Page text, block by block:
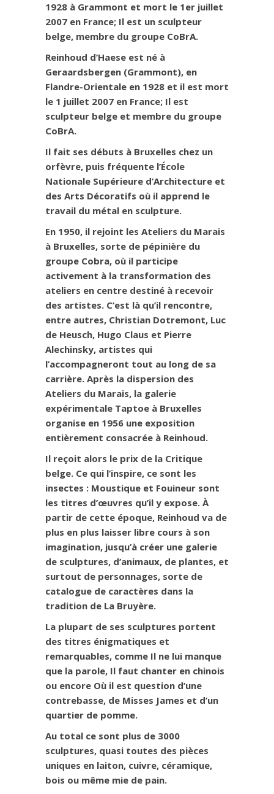
1928 à Grammont et mort le 1er juillet
2007 en France; Il est un sculpteur
belge, membre du groupe CoBrA.
Reinhoud d’Haese est né à
Geraardsbergen (Grammont), en
Flandre-Orientale en 1928 et il est mort
le 1 juillet 2007 en France; Il est
sculpteur belge et membre du groupe
CoBrA.
Il fait ses débuts à Bruxelles chez un
orfèvre, puis fréquente l’École
Nationale Supérieure d’Architecture et
des Arts Décoratifs où il apprend le
travail du métal en sculpture.
En 1950, il rejoint les Ateliers du Marais
à Bruxelles, sorte de pépinière du
groupe Cobra, où il participe
activement à la transformation des
ateliers en centre destiné à recevoir
des artistes. C’est là qu’il rencontre,
entre autres, Christian Dotremont, Luc
de Heusch, Hugo Claus et Pierre
Alechinsky, artistes qui
l’accompagneront tout au long de sa
carrière. Après la dispersion des
Ateliers du Marais, la galerie
expérimentale Taptoe à Bruxelles
organise en 1956 une exposition
entièrement consacrée à Reinhoud.
Il reçoit alors le prix de la Critique
belge. Ce qui l’inspire, ce sont les
insectes : Moustique et Fouineur sont
les titres d’œuvres qu’il y expose. À
partir de cette époque, Reinhoud va de
plus en plus laisser libre cours à son
imagination, jusqu’à créer une galerie
de sculptures, d’animaux, de plantes, et
surtout de personnages, sorte de
catalogue de caractères dans la
tradition de La Bruyère.
La plupart de ses sculptures portent
des titres énigmatiques et
remarquables, comme Il ne lui manque
que la parole, Il faut chanter en chinois
ou encore Où il est question d’une
contrebasse, de Misses James et d’un
quartier de pomme.
Au total ce sont plus de 3000
sculptures, quasi toutes des pièces
uniques en laiton, cuivre, céramique,
bois ou même mie de pain.